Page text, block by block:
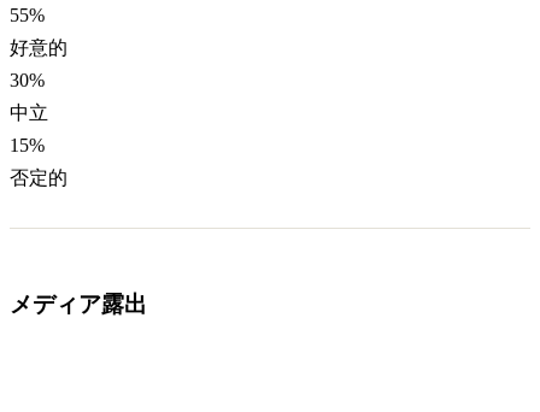
55%
好意的
30%
中立
15%
否定的
メディア露出